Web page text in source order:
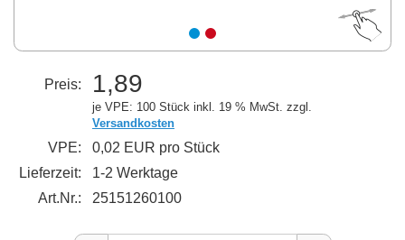
Preis: 1,89
je VPE: 100 Stück inkl. 19 % MwSt. zzgl.
Versandkosten
VPE:
0,02 EUR pro Stück
Lieferzeit:
1-2 Werktage
Art.Nr.:
25151260100